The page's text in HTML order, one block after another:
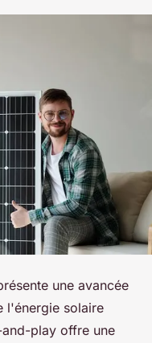
une avancée
l'énergie solaire
play offre une